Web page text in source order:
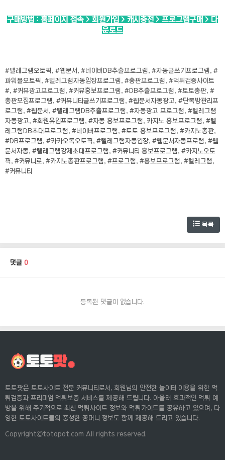
구매방법 : 홈페이지 접속 > 회원가입 > 캐시충전 > 프로그램구매 > 다
운로드
#텔레그램오토픽, #웹문서, #네이버DB추출프로그램, #자동글쓰기프로그램, #
파워볼오토픽, #텔레그램자동입장프로그램, #총판프로그램, #먹튀검증사이트
#, #커뮤광고프로그램, #커뮤홍보프로그램, #DB추출프로그램, #토토총판, #
총판모집프로그램, #커뮤니티글쓰기프로그램, #웹문서자동광고, #단톡방관리프
로그램, #웹문서, #텔레그램DB추출프로그램, #자동광고 프로그램, #텔레그램
자동광고, #회원유입프로그램, #자동 홍보프로그램, 카지노 홍보프로그램, #텔
레그램DB초대프로그램, #네이버프로그램, #토토 홍보프로그램, #카지노총판,
#DB프로그램, #카카오톡오토픽, #텔레그램자동입장, #웹문서자동프로램, #웹
문서자동, #텔레그램강제초대프로그램, #커뮤니티 홍보프로그램, #카지노오토
픽, #커뮤니로, #카지노총판프로그램, #프로그램, #홍보프로그램, #텔레그램,
#커뮤니티
목록
댓글 0
등록된 댓글이 없습니다.
토토팟은 토토사이트 전문 커뮤니티로서, 회원님의 안전한 놀이터 이용을 위한 먹
튀검증과 프리미엄 먹튀보증 서비스를 제공해 드립니다. 아울러 효과적인 먹튀 예
방을 위해 주기적으로 최신 먹튀사이트 정보와 먹튀가이드를 공유하고 있으며, 다
양한 토토사이트들의 풍성한 꽁머니 정보도 함께 제공해 드리고 있습니다.
Copyrightⓒtotopot.com All rights reserved.